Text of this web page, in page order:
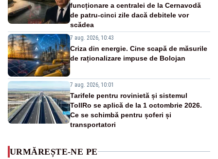
funcționare a centralei de la Cernavodă
de patru-cinci zile dacă debitele vor
scădea
7 aug. 2026, 10:43
Criza din energie. Cine scapă de măsurile
de raționalizare impuse de Bolojan
7 aug. 2026, 10:01
Tarifele pentru rovinietă și sistemul
TollRo se aplică de la 1 octombrie 2026.
Ce se schimbă pentru șoferi și
transportatori
URMĂREȘTE-NE PE